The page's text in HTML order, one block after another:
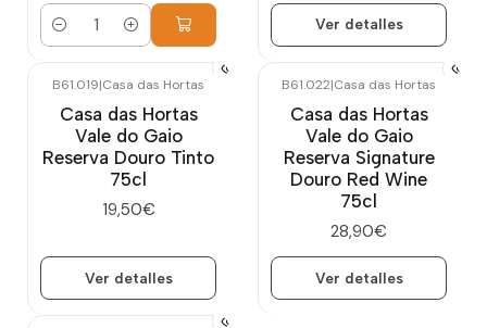
Cantidad
Ver detalles
B61.019|Casa das Hortas
Casa das Hortas
Vale do Gaio
Reserva Douro Tinto
75cl
19,50€
Ver detalles
B61.022|Casa das Hortas
Casa das Hortas
Vale do Gaio
Reserva Signature
Douro Red Wine
75cl
28,90€
Ver detalles